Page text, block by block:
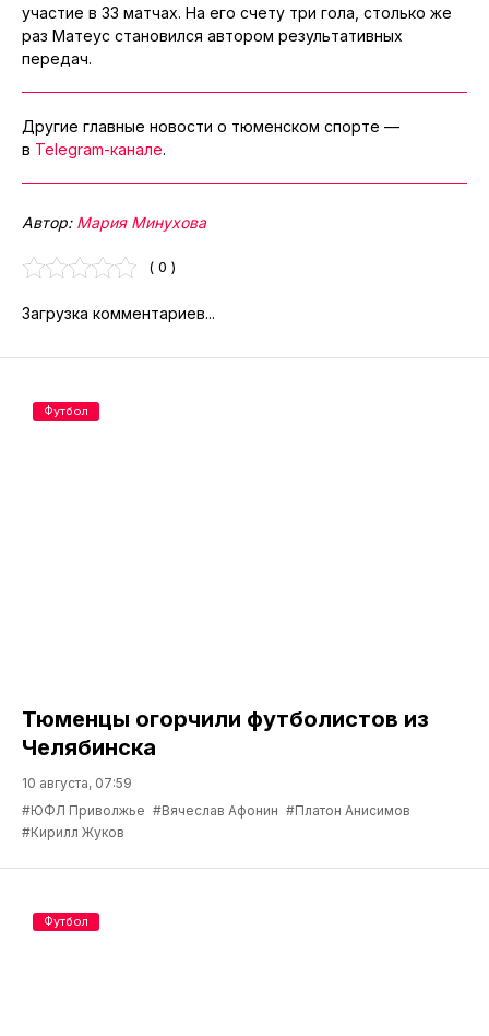
участие в 33 матчах. На его счету три гола, столько же
раз Матеус становился автором результативных
передач.
Другие главные новости о тюменском спорте —
в Telegram-канале.
Автор: Мария Минухова
( 0 )
Загрузка комментариев...
Тюменцы огорчили футболистов из
Челябинска
10 августа, 07:59
#ЮФЛ Приволжье #Вячеслав Афонин #Платон Анисимов
#Кирилл Жуков
Футбол
Футбол